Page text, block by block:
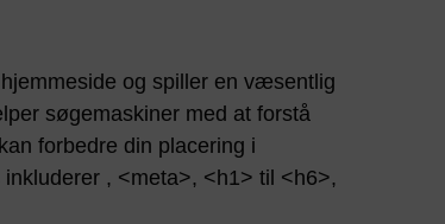
og spiller en væsentlig
søgemaskiner med at forstå
forbedre din placering i
, <meta>, <h1> til <h6>,